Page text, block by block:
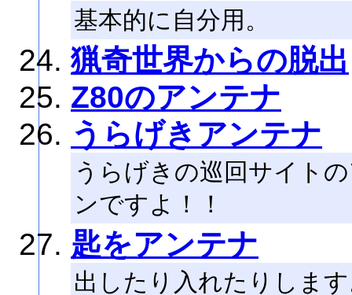
基本的に自分用。
猟奇世界からの脱出
Z80のアンテナ
うらげきアンテナ
うらげきの巡回サイト
ンですよ！！
匙をアンテナ
出したり入れたりしま